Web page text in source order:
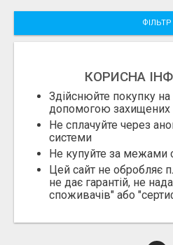
ФІЛЬТР
КОРИСНА
Здійснюйте покупку на
допомогою захищених
Не сплачуйте через
системи
Не купуйте за межами
Цей сайт не обробляє
не дає гарантій, не
споживачів" або